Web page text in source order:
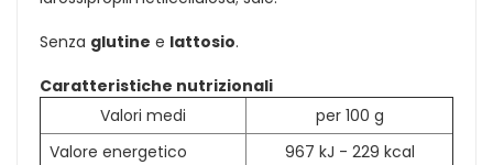
Senza glutine e lattosio.
Caratteristiche nutrizionali
Valori medi
per 100 g
Valore energetico
967 kJ - 229 kcal